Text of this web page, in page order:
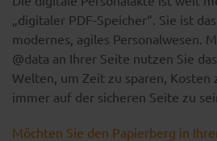
„digitaler PDF-Speicher“. Sie ist
modernes, agiles Personalwesen.
@data an Ihrer Seite nutzen Sie
Welten, um Zeit zu sparen, Kosten
immer auf der sicheren Seite zu
Möchten Sie den Papierberg in